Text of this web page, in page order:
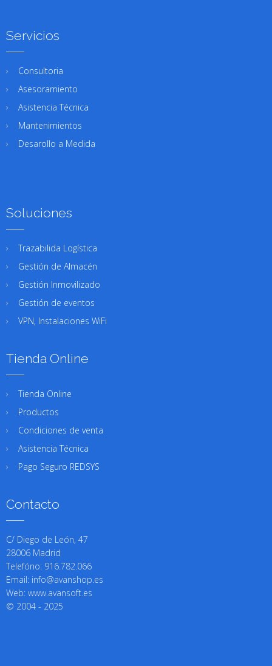
Servicios
Consultoria
Asesoramiento
Asistencia Técnica
Mantenimientos
Desarollo a Medida
Soluciones
Trazabilida Logística
Gestión de Almacén
Gestión Inmovilizado
Gestión de eventos
VPN, Instalaciones WiFi
Tienda Online
Tienda Online
Productos
Condiciones de venta
Asistencia Técnica
Pago Seguro REDSYS
Contacto
C/ Diego de León, 47
28006 Madrid
Telefóno: 916.782.066
Email: info@avanshop.es
Web: www.avansoft.es
© 2004 - 2025